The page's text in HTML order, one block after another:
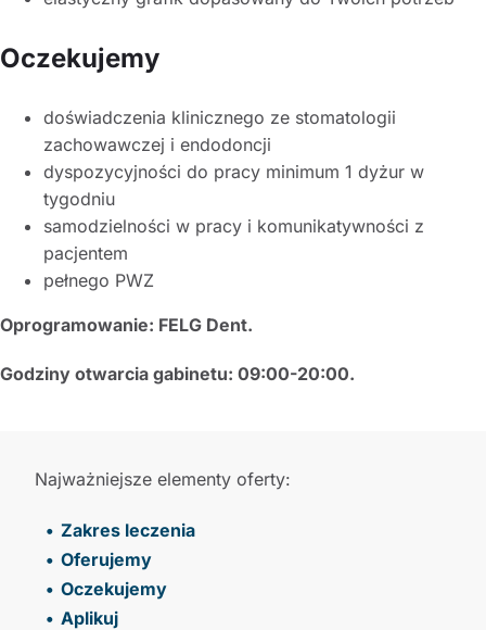
Oczekujemy
doświadczenia klinicznego ze stomatologii
zachowawczej i endodoncji
dyspozycyjności do pracy minimum 1 dyżur w
tygodniu
samodzielności w pracy i komunikatywności z
pacjentem
pełnego PWZ
Oprogramowanie: FELG Dent.
Godziny otwarcia gabinetu: 09:00-20:00.
Najważniejsze elementy oferty:
Zakres leczenia
Oferujemy
Oczekujemy
Aplikuj